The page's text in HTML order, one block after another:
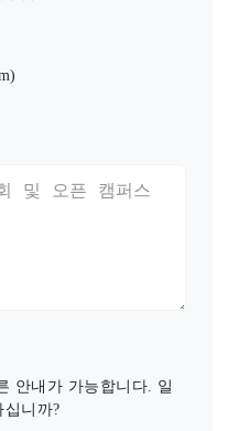
안내가 가능합니다. 일
니까?